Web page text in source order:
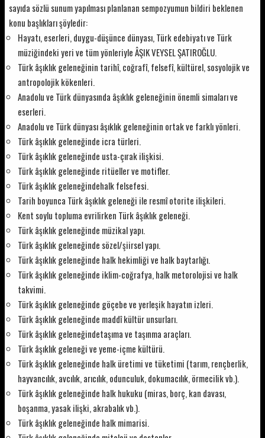
sayıda sözlü sunum yapılması planlanan sempozyumun bildiri beklenen
konu başlıkları şöyledir:
Hayatı, eserleri, duygu-düşünce dünyası, Türk edebiyatı ve Türk
müziğindeki yeri ve tüm yönleriyle ÂŞIK VEYSEL ŞATIROĞLU.
Türk âşıklık geleneğinin tarihî, coğrafî, felsefî, kültürel, sosyolojik ve
antropolojik kökenleri.
Anadolu ve Türk dünyasında âşıklık geleneğinin önemli simaları ve
eserleri.
Anadolu ve Türk dünyası âşıklık geleneğinin ortak ve farklı yönleri.
Türk âşıklık geleneğinde icra türleri.
Türk âşıklık geleneğinde usta-çırak ilişkisi.
Türk âşıklık geleneğinde ritüeller ve motifler.
Türk âşıklık geleneğindehalk felsefesi.
Tarih boyunca Türk âşıklık geleneği ile resmî otorite ilişkileri.
Kent soylu topluma evrilirken Türk âşıklık geleneği.
Türk âşıklık geleneğinde müzikal yapı.
Türk âşıklık geleneğinde sözel/şiirsel yapı.
Türk âşıklık geleneğinde halk hekimliği ve halk baytarlığı.
Türk âşıklık geleneğinde iklim-coğrafya, halk metorolojisi ve halk
takvimi.
Türk âşıklık geleneğinde göçebe ve yerleşik hayatın izleri.
Türk âşıklık geleneğinde maddî kültür unsurları.
Türk âşıklık geleneğindetaşıma ve taşınma araçları.
Türk âşıklık geleneği ve yeme-içme kültürü.
Türk âşıklık geleneğinde halk üretimi ve tüketimi (tarım, rençberlik,
hayvancılık, avcılık, arıcılık, odunculuk, dokumacılık, örmecilik vb.).
Türk âşıklık geleneğinde halk hukuku (miras, borç, kan davası,
boşanma, yasak ilişki, akrabalık vb.).
Türk âşıklık geleneğinde halk mimarisi.